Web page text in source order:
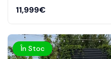
11,999€
În Stoc